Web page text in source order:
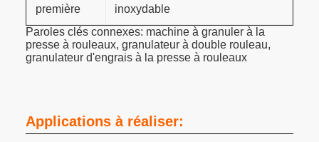
première
inoxydable
Paroles clés connexes: machine à granuler à la
presse à rouleaux, granulateur à double rouleau,
granulateur d'engrais à la presse à rouleaux
Applications à réaliser: